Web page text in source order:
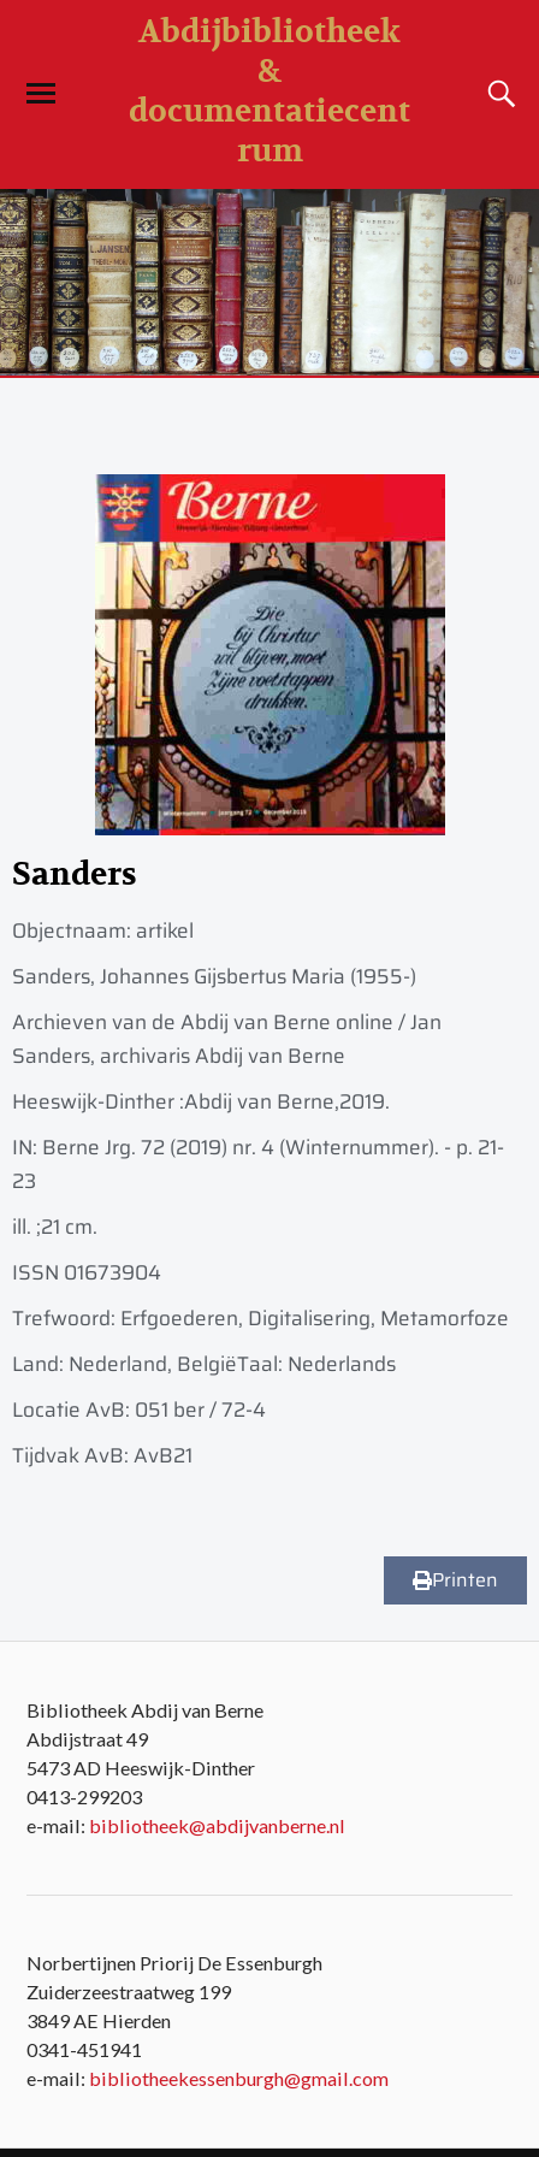
Abdijbibliotheek
&
documentatiecent
rum
Sanders
Objectnaam: artikel
Sanders, Johannes Gijsbertus Maria (1955-)
Archieven van de Abdij van Berne online / Jan
Sanders, archivaris Abdij van Berne
Heeswijk-Dinther :Abdij van Berne,2019.
IN: Berne Jrg. 72 (2019) nr. 4 (Winternummer). - p. 21-
23
ill. ;21 cm.
ISSN 01673904
Trefwoord: Erfgoederen, Digitalisering, Metamorfoze
Land: Nederland, BelgiëTaal: Nederlands
Locatie AvB: 051 ber / 72-4
Tijdvak AvB: AvB21
Printen
Bibliotheek Abdij van Berne
Abdijstraat 49
5473 AD Heeswijk-Dinther
0413-299203
e-mail: bibliotheek@abdijvanberne.nl
Norbertijnen Priorij De Essenburgh
Zuiderzeestraatweg 199
3849 AE Hierden
0341-451941
e-mail: bibliotheekessenburgh@gmail.com